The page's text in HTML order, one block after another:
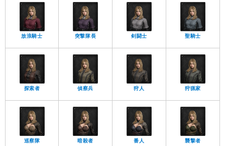
放浪騎士 突撃隊長 剣闘士 聖騎士
探索者 偵察兵 狩人 狩猟家
巡察隊 暗殺者 番人 襲撃者